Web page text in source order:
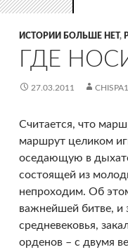
ИСТОРИИ БОЛЬШЕ НЕТ,
ГДЕ
27.03.2011
Считается, что
маршрут целиком
оседающую в
состоящей из
непроходим. Об
важнейшей битве, и
средневековья,
орденов – с двумя